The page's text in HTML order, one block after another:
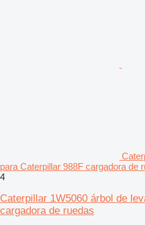
para Caterpillar 988F cargadora de
4
Caterpillar 1W5060 árbol de
cargadora de ruedas